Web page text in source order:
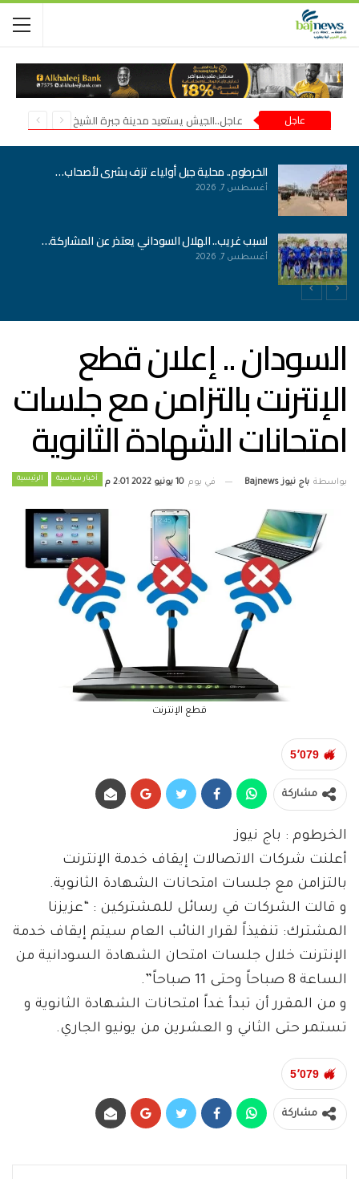
عاجل عاجل..الجيش يستعيد مدينة جبرة الشيخ في شمال كردفان
الخرطوم.. محلية جبل أولياء تزف بشرى لأصحاب…
أغسطس 7, 2026
لسبب غريب.. الهلال السوداني يعتذر عن المشاركة…
أغسطس 7, 2026
السودان .. إعلان قطع
الإنترنت بالتزامن مع جلسات
امتحانات الشهادة الثانوية
أخبار سياسية الرئيسية بواسطة باج نيوز Bajnews في يوم 10 يونيو 2022 2:01 م
قطع الإنترنت
5٬079
مشاركة
الخرطوم : باج نيوز
أعلنت شركات الاتصالات إيقاف خدمة الإنترنت
بالتزامن مع جلسات امتحانات الشهادة الثانوية.
و قالت الشركات في رسائل للمشتركين : “عزيزنا
المشترك: تنفيذاً لقرار النائب العام سيتم إيقاف خدمة
الإنترنت خلال جلسات امتحان الشهادة السودانية من
الساعة 8 صباحاً وحتى 11 صباحاً”.
و من المقرر أن تبدأ غداً امتحانات الشهادة الثانوية و
تستمر حتى الثاني و العشرين من يونيو الجاري.
5٬079
مشاركة